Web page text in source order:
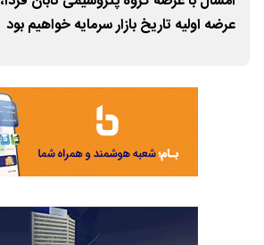
عرضه اولیه تاریخ بازار سرمایه خواهیم بود